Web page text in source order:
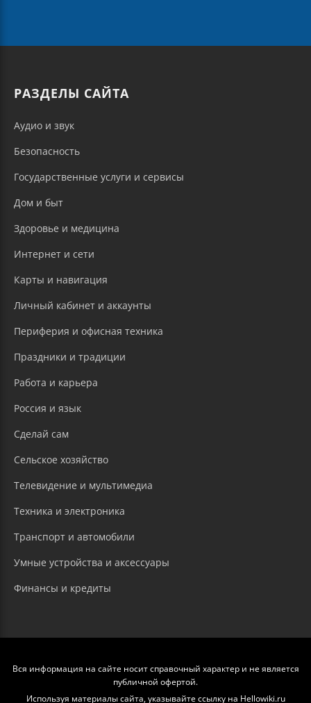
РАЗДЕЛЫ САЙТА
Аудио и звук
Безопасность
Государственные услуги и сервисы
Дом и быт
Здоровье и медицина
Интернет и сети
Карты и навигация
Личный кабинет и аккаунты
Периферия и офисная техника
Праздники и традиции
Работа и карьера
Россия и язык
Сделай сам
Сельское хозяйство
Телевидение и мультимедиа
Техника и электроника
Транспорт и автомобили
Умные устройства и аксессуары
Финансы и кредиты
Вся информация на сайте носит справочный характер и не является
публичной офертой.
Используя материалы сайта, указывайте ссылку на Hellowiki.ru